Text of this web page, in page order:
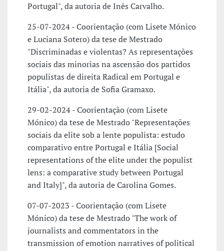
Portugal", da autoria de Inês Carvalho.
25-07-2024 - Coorientação (com Lisete Mónico
e Luciana Sotero) da tese de Mestrado
"Discriminadas e violentas? As representações
sociais das minorias na ascensão dos partidos
populistas de direita Radical em Portugal e
Itália", da autoria de Sofia Gramaxo.
29-02-2024 - Coorientação (com Lisete
Mónico) da tese de Mestrado "Representações
sociais da elite sob a lente populista: estudo
comparativo entre Portugal e Itália [Social
representations of the elite under the populist
lens: a comparative study between Portugal
and Italy]", da autoria de Carolina Gomes.
07-07-2023 - Coorientação (com Lisete
Mónico) da tese de Mestrado "The work of
journalists and commentators in the
transmission of emotion narratives of political